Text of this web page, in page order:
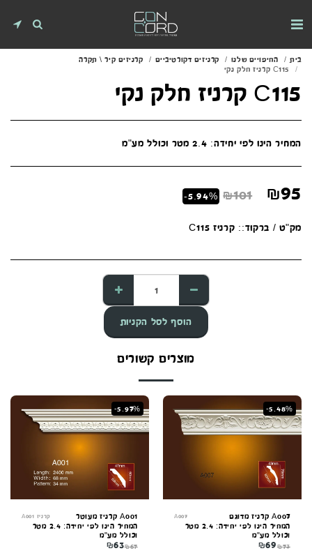
בית החיפויים שלנו קרניזים דקורטיביים
קרניזים קיר \ תקרה
C115 קרניז חלק נקי
C115 קרניז חלק נקי
המחיר הינו לפי יחידה: 2.4 מטר וכולל מע"מ
₪95
₪101
-5.94%
מק"ט / ברקוד:: קרניז C115
הוסף לסל הקניות
מוצרים קשורים
-5.48%
A007 קרניז מדוגם A007
המחיר הינו לפי יחידה: 2.4 מטר
וכולל מע"מ
₪73
₪69
-5.97%
A001 קרניז מעוטר קרניז A001
המחיר הינו לפי יחידה: 2.4 מטר
וכולל מע"מ
₪67
₪63